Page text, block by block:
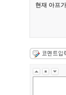
현재 아프